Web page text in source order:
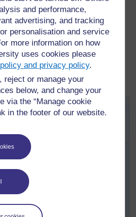
and performance,
advertising, and tracking
personalisation and service
more information on how
uses cookies please
and privacy policy.
reject or manage your
below, and change your
via the “Manage cookie
in the footer of our website.
sur les murs latéraux. Ils
informations en provenance des
et télévision) sur leur propre
et sur le monde entier.
code couleur grandit chaque jour
animées et, ce qui est le
se sentent de plus en plus
quelque chose de
déchets – le
: Fabrication d’un compost
vont faire un projet dans lequel
de positif avec les déchets – un
entreprendre des recherches en